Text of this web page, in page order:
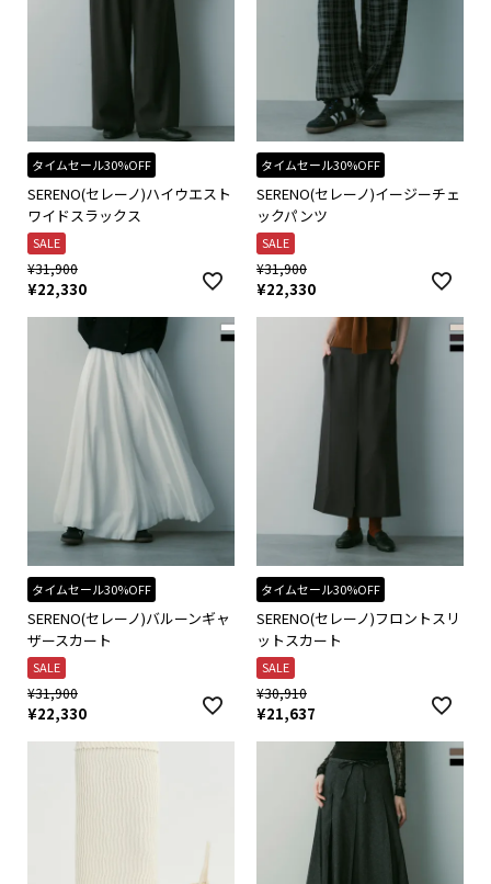
タイムセール30%OFF
SERENO(セレーノ)ハイウエスト
ワイドスラックス
SALE
¥31,900
¥22,330
タイムセール30%OFF
SERENO(セレーノ)イージーチェ
ックパンツ
SALE
¥31,900
¥22,330
タイムセール30%OFF
SERENO(セレーノ)バルーンギャ
ザースカート
SALE
¥31,900
¥22,330
タイムセール30%OFF
SERENO(セレーノ)フロントスリ
ットスカート
SALE
¥30,910
¥21,637